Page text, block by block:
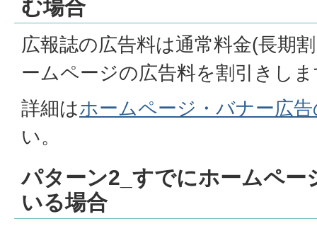
む場合
広報誌の広告料は通常料金(長期
ームページの広告料を割引きし
詳細はホームページ・バナー広
い。
パターン2_すでにホームペー
いる場合